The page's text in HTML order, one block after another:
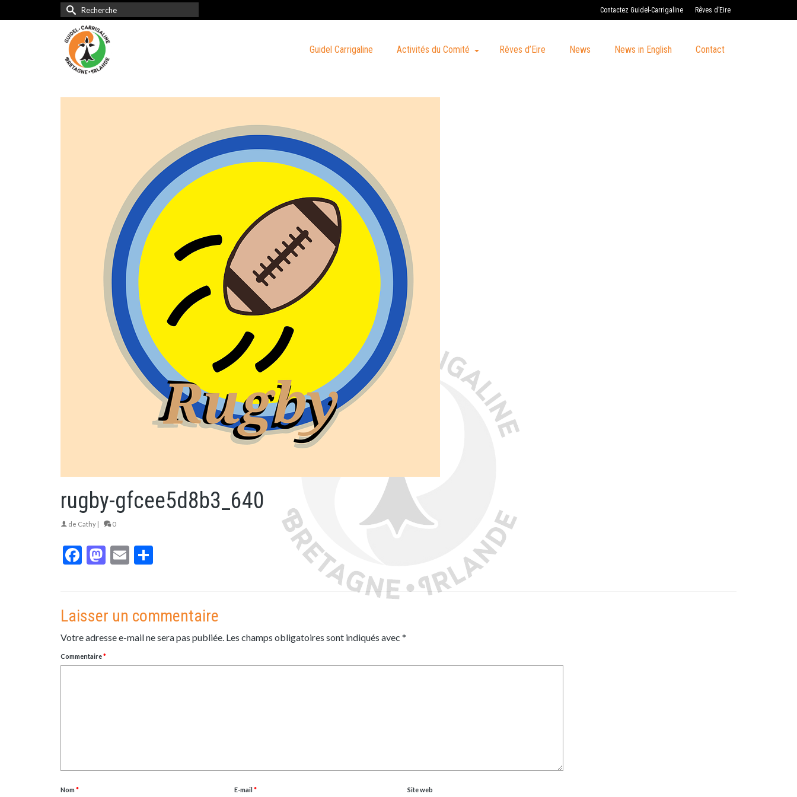
Contactez Guidel-Carrigaline Rêves d’Eire
Rechercher :
Guidel Carrigaline Activités du Comité Rêves d’Eire News News in English Contact
rugby-gfcee5d8b3_640
de Cathy | 0
Facebook
Mastodon
Email
Laisser un commentaire
Votre adresse e-mail ne sera pas publiée. Les champs obligatoires sont indiqués avec *
Commentaire*
Nom* E-mail* Site web